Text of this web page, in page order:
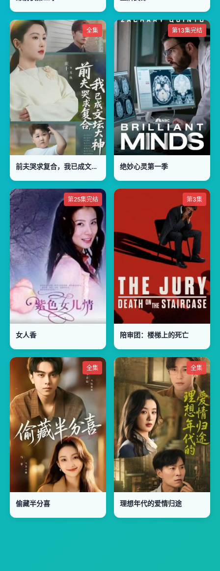
全集
前夫哭求复合，我已成文坛大神
第13集完结
绝妙心灵第一季
第25集完结
女人香
第3集
陪审团：楼梯上的死亡
全集
偷藏半分喜
全集
理想年代的爱情归途